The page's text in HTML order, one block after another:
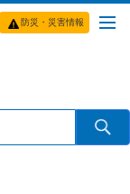
防災・災害情報